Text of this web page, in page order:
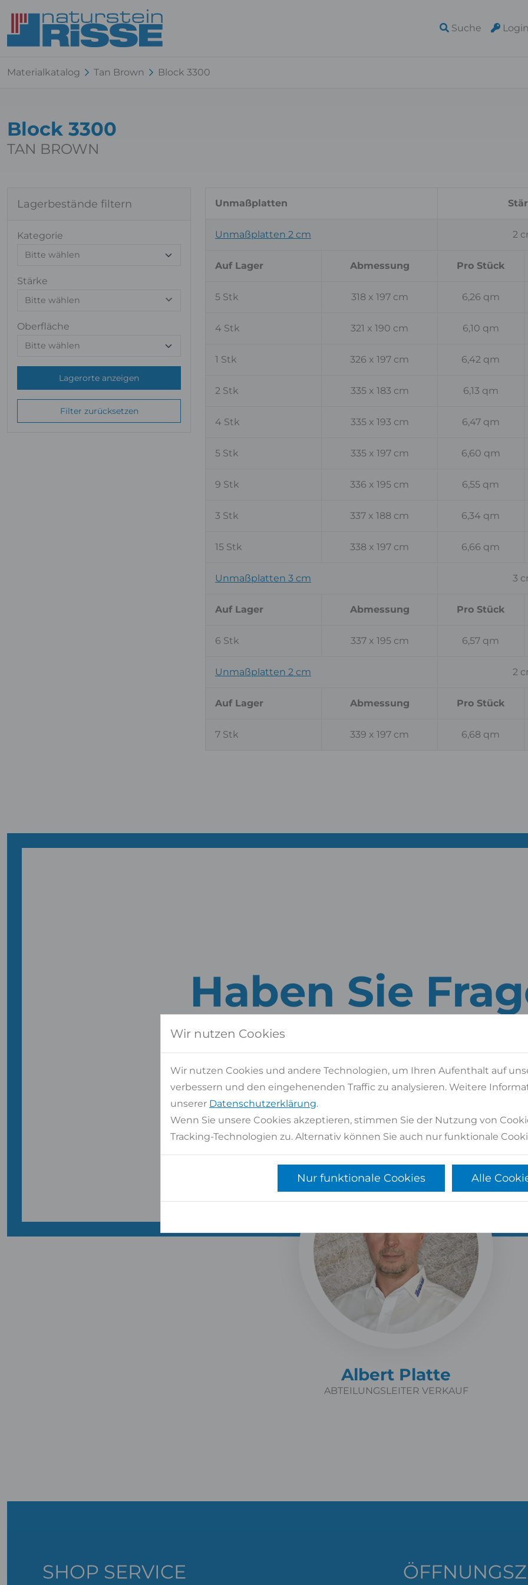
Suche
Materialkatalog Tan Brown Block 3300
Block 3300
TAN BROWN
Lagerbestände filtern
Kategorie
Stärke
Bitte wählen
Oberfläche
Lagerorte anzeigen
Filter zurücksetzen
Unmaßplatten
Unmaßplatten 2 cm 2
Auf Lager Abmessung Pro Stück
5 Stk 318 x 197 cm 6,26 qm
4 Stk 321 x 190 cm 6,10 qm
1 Stk 326 x 197 cm 6,42 qm
2 Stk 335 x 183 cm 6,13 qm
4 Stk 335 x 193 cm 6,47 qm
5 Stk 335 x 197 cm 6,60 qm
9 Stk 336 x 195 cm 6,55 qm
3 Stk 337 x 188 cm 6,34 qm
15 Stk 338 x 197 cm 6,66 qm
Unmaßplatten 3 cm 3
Auf Lager Abmessung Pro Stück
6 Stk 337 x 195 cm 6,57 qm
Unmaßplatten 2 cm 2
Auf Lager Abmessung Pro Stück
7 Stk 339 x 197 cm 6,68 qm
Haben Sie
WIR BERATEN SIE GERNE
Kontaktformular oder 02947 9799-0
Kostenlose Beratung
Albert Platte
ABTEILUNGSLEITER VERKAUF
SHOP SERVICE
Wir nutzen Cookies
Wir nutzen Cookies und andere Technologien, um Ihren Aufenthalt auf
verbessern und den eingehenenden Traffic zu analysieren. Weitere
unserer Datenschutzerklärung.
Wenn Sie unsere Cookies akzeptieren, stimmen Sie der Nutzung von
Tracking-Technologien zu. Alternativ können Sie auch nur funktionale
Nur funktionale Cookies Alle